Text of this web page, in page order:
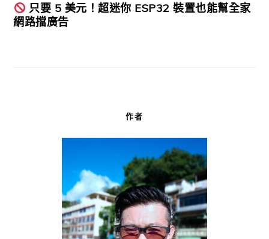
只要 5 美元！超迷你 ESP32 裝置也能幫全家
網路擋廣告
作者